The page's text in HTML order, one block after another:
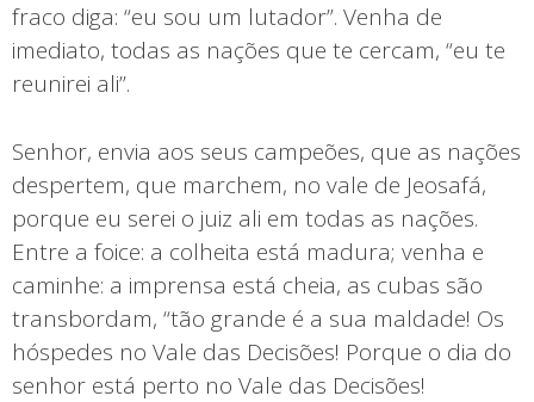
fraco diga: “eu sou um lutador”. Venha de
imediato, todas as nações que te cercam, “eu te
reunirei ali”.
Senhor, envia aos seus campeões, que as nações
despertem, que marchem, no vale de Jeosafá,
porque eu serei o juiz ali em todas as nações.
Entre a foice: a colheita está madura; venha e
caminhe: a imprensa está cheia, as cubas são
transbordam, “tão grande é a sua maldade! Os
hóspedes no Vale das Decisões! Porque o dia do
senhor está perto no Vale das Decisões!